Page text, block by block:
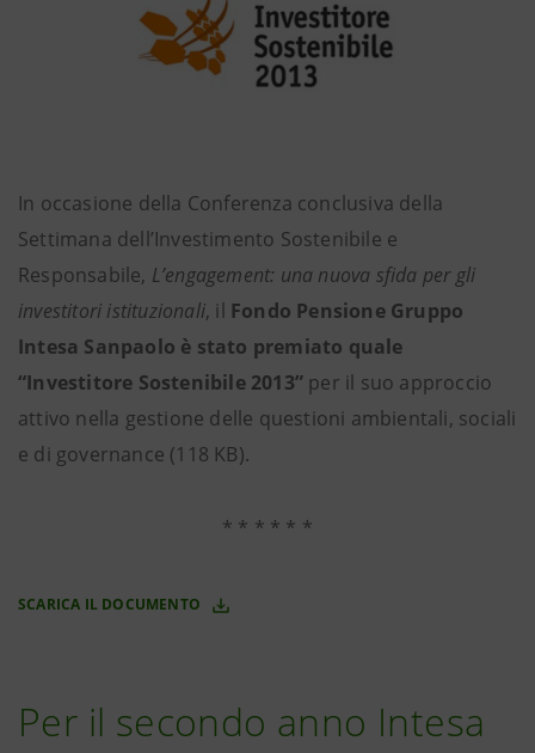
In occasione della Conferenza conclusiva della
Settimana dell’Investimento Sostenibile e
Responsabile, L’engagement: una nuova sfida per gli
investitori istituzionali, il Fondo Pensione Gruppo
Intesa Sanpaolo è stato premiato quale
“Investitore Sostenibile 2013” per il suo approccio
attivo nella gestione delle questioni ambientali, sociali
e di governance (118 KB).
* * * * * *
SCARICA IL DOCUMENTO
Per il secondo anno Intesa